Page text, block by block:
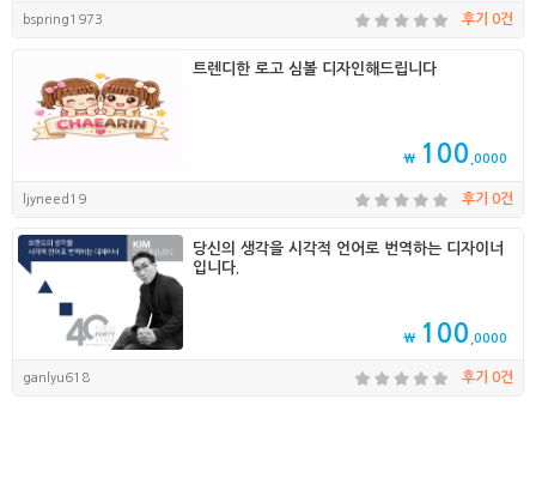
bspring1973 후기 0건
트렌디한 로고 심볼 디자인해드립니다
₩ 100 ,0000
ljyneed19 후기 0건
당신의 생각을 시각적 언어로 번역하는 디자이너
입니다.
₩ 100 ,0000
ganlyu618 후기 0건